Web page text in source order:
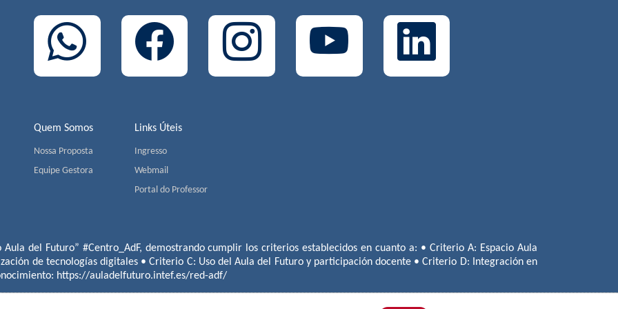
Quem Somos
Nossa Proposta
Equipe Gestora
Links Úteis
Ingresso
Webmail
Portal do Professor
del Futuro” #Centro_AdF, demostrando cumplir los criterios establecidos en cuanto a: • Criterio A: Espacio Aula
de tecnologías digitales • Criterio C: Uso del Aula del Futuro y participación docente • Criterio D: Integración en
https://auladelfuturo.intef.es/red-adf/